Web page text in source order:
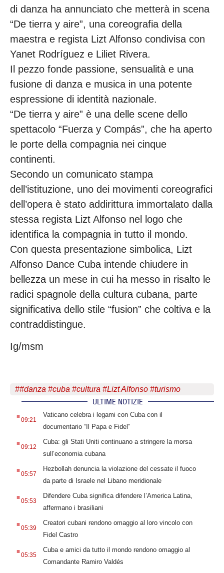
di danza ha annunciato che metterà in scena
“De tierra y aire”, una coreografia della
maestra e regista Lizt Alfonso condivisa con
Yanet Rodríguez e Liliet Rivera.
Il pezzo fonde passione, sensualità e una
fusione di danza e musica in una potente
espressione di identità nazionale.
“De tierra y aire” è una delle scene dello
spettacolo “Fuerza y Compás”, che ha aperto
le porte della compagnia nei cinque
continenti.
Secondo un comunicato stampa
dell’istituzione, uno dei movimenti coreografici
dell’opera è stato addirittura immortalato dalla
stessa regista Lizt Alfonso nel logo che
identifica la compagnia in tutto il mondo.
Con questa presentazione simbolica, Lizt
Alfonso Dance Cuba intende chiudere in
bellezza un mese in cui ha messo in risalto le
radici spagnole della cultura cubana, parte
significativa dello stile “fusion” che coltiva e la
contraddistingue.
Ig/msm
##danza #cuba #cultura #Lizt Alfonso #turismo
ULTIME NOTIZIE
.09:21
Vaticano celebra i legami con Cuba con il
documentario “Il Papa e Fidel”
.09:12
Cuba: gli Stati Uniti continuano a stringere la morsa
sull’economia cubana
.05:57
Hezbollah denuncia la violazione del cessate il fuoco
da parte di Israele nel Libano meridionale
.05:53
Difendere Cuba significa difendere l’America Latina,
affermano i brasiliani
.05:39
Creatori cubani rendono omaggio al loro vincolo con
Fidel Castro
.05:35
Cuba e amici da tutto il mondo rendono omaggio al
Comandante Ramiro Valdés